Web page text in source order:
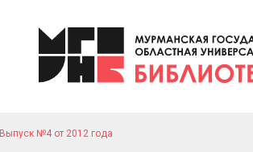
Выпуск №4 от 2012 года